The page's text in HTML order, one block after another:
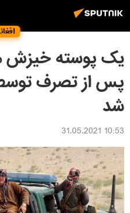
یک پوسته خیزش
پس از تصرف
شد
10:53 31.05.2021